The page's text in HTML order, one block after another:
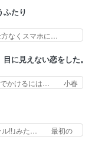
支度全部やってく
話をｄアニメストア
分達が代わ… ご視聴
たびに切… 誰かと思
と相方… 第５話感
…､戦… つらい回
関係… 確かに相手に
、… 白シャツが作業
…
ふたり
方なくスマホに…
ソードの打率… 田山
く…こんな… 佐々木
最近まじ… 佐々木が
って、… もうドラマ
さ… 先行で見た時よ
… ABEMA版の7〜8
に見えない恋をした。
でかけるには… 小春
ぁ。かける… 完全な
とE… 余計な物
ちゃん… 光も感じな
かし… 母役に能登さ
ール!!｣みた… 最初の